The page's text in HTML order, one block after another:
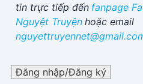
tin trực tiếp đến fanpage
Nguyệt Truyện hoặc email
Đăng nhập/Đăng ký